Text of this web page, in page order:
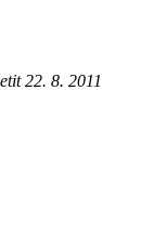
22. 8. 2011